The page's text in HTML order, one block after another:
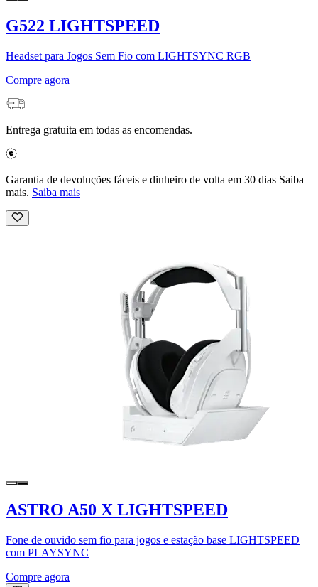
G522 LIGHTSPEED
Headset para Jogos Sem Fio com LIGHTSYNC RGB
Compre agora
Entrega gratuita em todas as encomendas.
Garantia de devoluções fáceis e dinheiro de volta em 30 dias Saiba
mais. Saiba mais
ASTRO A50 X LIGHTSPEED
Fone de ouvido sem fio para jogos e estação base LIGHTSPEED
com PLAYSYNC
Compre agora